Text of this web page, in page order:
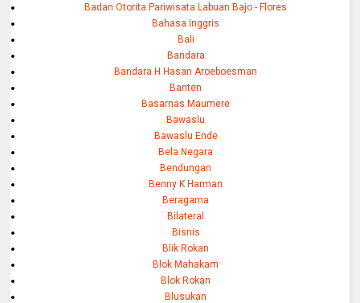
Badan Otorita Pariwisata Labuan Bajo - Flores
Bahasa Inggris
Bali
Bandara
Bandara H Hasan Aroeboesman
Banten
Basarnas Maumere
Bawaslu
Bawaslu Ende
Bela Negara
Bendungan
Benny K Harman
Beragama
Bilateral
Bisnis
Blik Rokan
Blok Mahakam
Blok Rokan
Blusukan